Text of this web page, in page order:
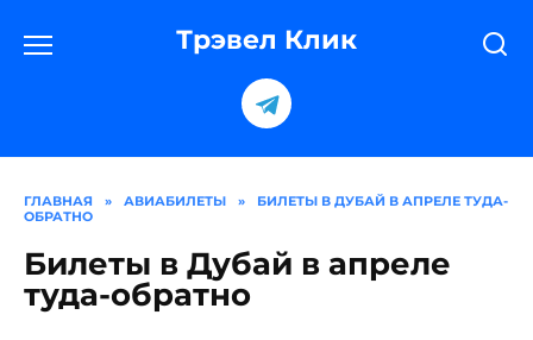
содержанию
Трэвел Клик
ГЛАВНАЯ » АВИАБИЛЕТЫ »
БИЛЕТЫ В ДУБАЙ В АПРЕЛЕ ТУДА-
ОБРАТНО
Билеты в Дубай в апреле
туда-обратно